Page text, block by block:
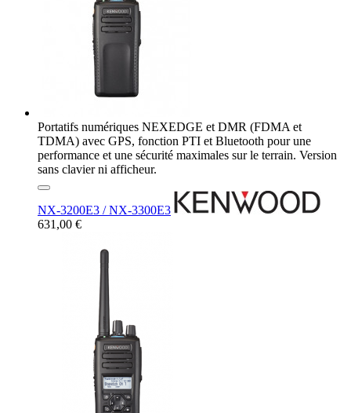
Portatifs numériques NEXEDGE et DMR (FDMA et
TDMA) avec GPS, fonction PTI et Bluetooth pour une
performance et une sécurité maximales sur le terrain. Version
sans clavier ni afficheur.
NX-3200E3 / NX-3300E3
631,00 €